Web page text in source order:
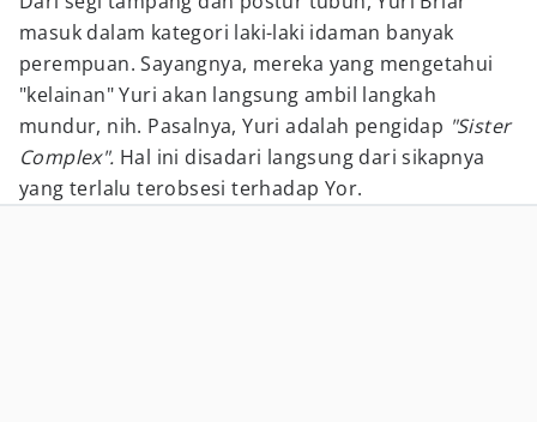
masuk dalam kategori laki-laki idaman banyak
perempuan. Sayangnya, mereka yang mengetahui
"kelainan" Yuri akan langsung ambil langkah
mundur, nih. Pasalnya, Yuri adalah pengidap "Sister
Complex". Hal ini disadari langsung dari sikapnya
yang terlalu terobsesi terhadap Yor.